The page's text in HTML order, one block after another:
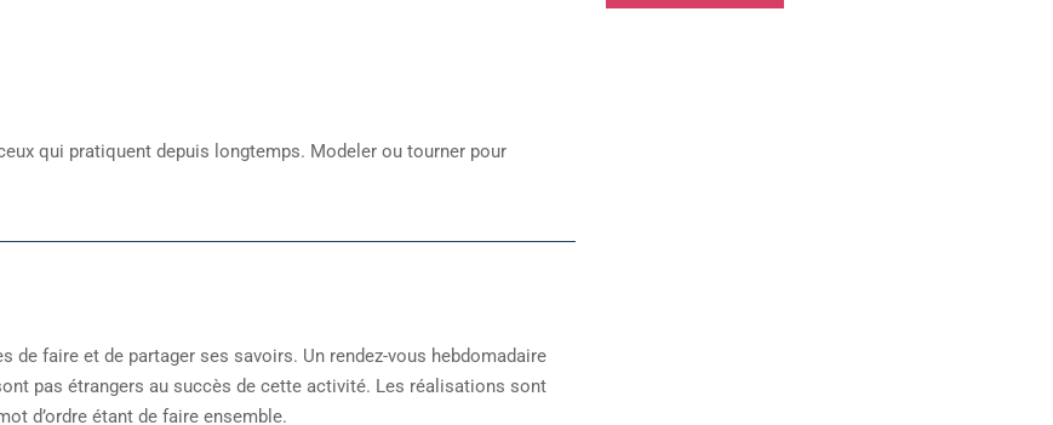
qui pratiquent depuis longtemps. Modeler ou tourner pour
de faire et de partager ses savoirs. Un rendez-vous hebdomadaire
pas étrangers au succès de cette activité. Les réalisations sont
d’ordre étant de faire ensemble.